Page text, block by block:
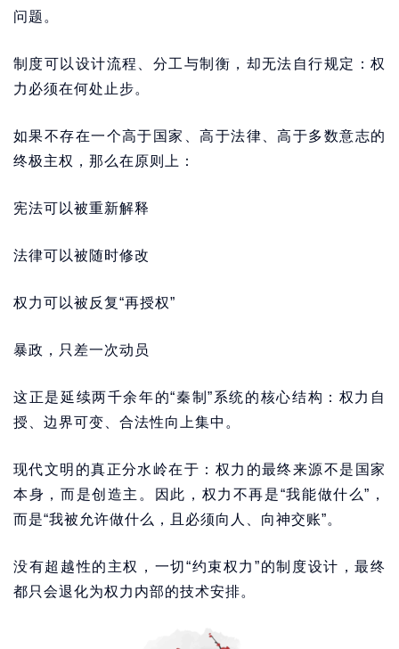
问题。
制度可以设计流程、分工与制衡，却无法自行规定：权
力必须在何处止步。
如果不存在一个高于国家、高于法律、高于多数意志的
终极主权，那么在原则上：
宪法可以被重新解释
法律可以被随时修改
权力可以被反复“再授权”
暴政，只差一次动员
这正是延续两千余年的“秦制”系统的核心结构：权力自
授、边界可变、合法性向上集中。
现代文明的真正分水岭在于：权力的最终来源不是国家
本身，而是创造主。因此，权力不再是“我能做什么”，
而是“我被允许做什么，且必须向人、向神交账”。
没有超越性的主权，一切“约束权力”的制度设计，最终
都只会退化为权力内部的技术安排。